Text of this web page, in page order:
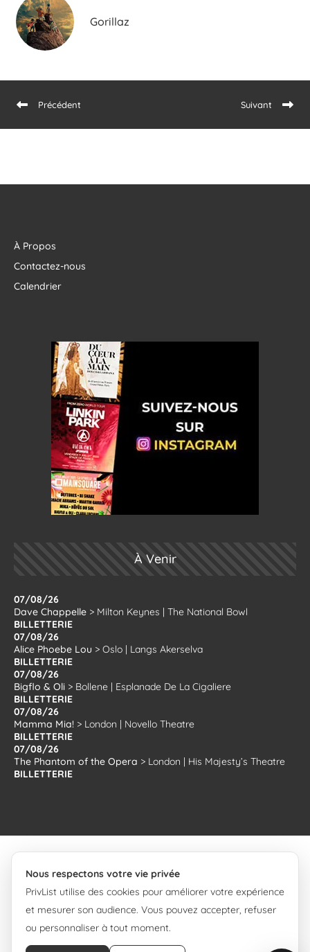
Gorillaz
Précédent Suivant
À Propos
Contactez-nous
Calendrier
À Venir
07/08/26
Dave Chappelle > Milton Keynes | The National Bowl
BILLETTERIE
07/08/26
Alice Phoebe Lou > Oslo | Langs Akerselva
BILLETTERIE
07/08/26
Bigflo & Oli > Bollene | Esplanade De La Cigaliere
BILLETTERIE
07/08/26
Mamma Mia! > London | Novello Theatre
BILLETTERIE
07/08/26
The Phantom of the Opera > London | His Majesty’s Theatre
BILLETTERIE
© 2008-2026 PrivList.
Nous respectons votre vie privée
PrivList utilise des cookies pour améliorer votre expérience
et mesurer son audience. Vous pouvez accepter, refuser
ou personnaliser à tout moment.